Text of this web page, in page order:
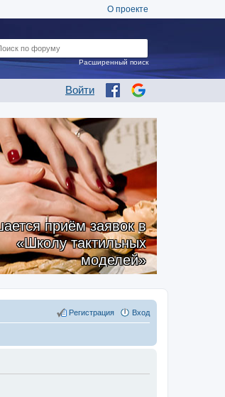
О проекте
Войти
Расширенный поиск
приём заявок в
«Школу тактильных
моделей»
Вход
Регистрация